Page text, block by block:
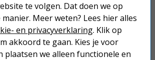
22:30 uur besteld, morgen in huis.
te volgen. Dat doen we op
Meer weten? Lees hier alles
en privacyverklaring. Klik op
akkoord te gaan. Kies je voor
plaatsen we alleen functionele en